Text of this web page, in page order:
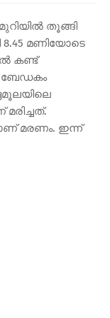
തൂങ്ങി
8.45 മണിയോടെ
കണ്ട്
ബേഡകം
മരണം. ഇന്ന്